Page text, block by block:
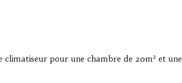
climatiseur pour une chambre de 20m² et une